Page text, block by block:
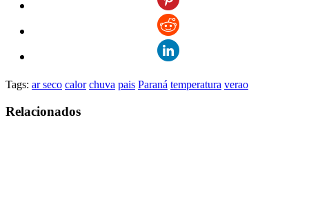
Tags: ar seco calor chuva pais Paraná temperatura verao
Relacionados